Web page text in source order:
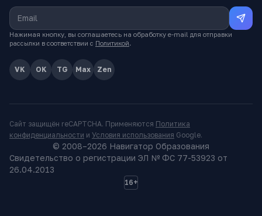
Нажимая кнопку, вы соглашаетесь на обработку e-mail для отправки
рассылки в соответствии с Политикой.
VK OK TG Max Zen
Сайт защищён reCAPTCHA. Применяются Политика
конфиденциальности и Условия использования Google.
© 2008–2026 Навигатор Образования
Свидетельство о регистрации ЭЛ № ФС 77-53923 от
26.04.2013
16+